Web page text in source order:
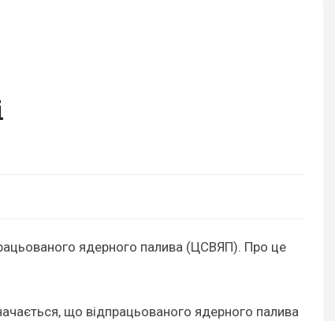
ядерного палива (ЦСВЯП). Про це
що відпрацьованого ядерного палива